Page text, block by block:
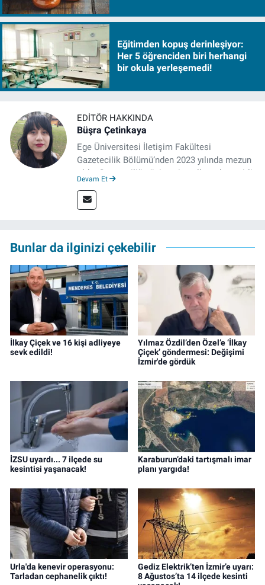
Eğitimden kopuş derinleşiyor:
Her 5 öğrenciden biri herhangi
bir okula yerleşemedi!
EDITÖR HAKKINDA
Büşra Çetinkaya
Ege Üniversitesi İletişim Fakültesi
Gazetecilik Bölümü’nden 2023 yılında mezun
oldu. Gazeteciliğe üniversite yıllarında çeşitli
Meslek hayatına 2023'te İzmir'de başlayan
gazeteci, halen izgazete.net’te editör olarak
Devam Et
Bunlar da ilginizi çekebilir
İlkay Çiçek ve 16 kişi adliyeye
sevk edildi!
Yılmaz Özdil’den Özel’e ‘İlkay
Çiçek’ göndermesi: Değişimi
İzmir'de gördük
İZSU uyardı... 7 ilçede su
kesintisi yaşanacak!
Karaburun’daki tartışmalı imar
planı yargıda!
Urla'da kenevir operasyonu:
Tarladan cephanelik çıktı!
Gediz Elektrik’ten İzmir’e uyarı:
8 Ağustos’ta 14 ilçede kesinti